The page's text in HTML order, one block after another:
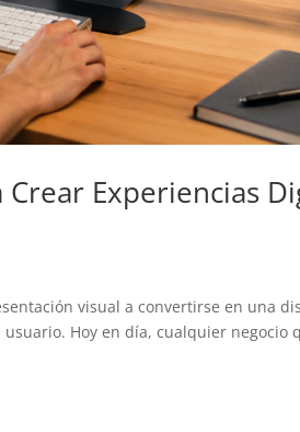
Experiencias
visual a convertirse en una
Hoy en día, cualquier negocio